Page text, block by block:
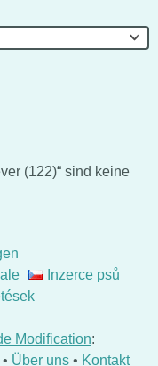
(122)“ sind keine
Inzerce psů
Modification:
• Über uns • Kontakt